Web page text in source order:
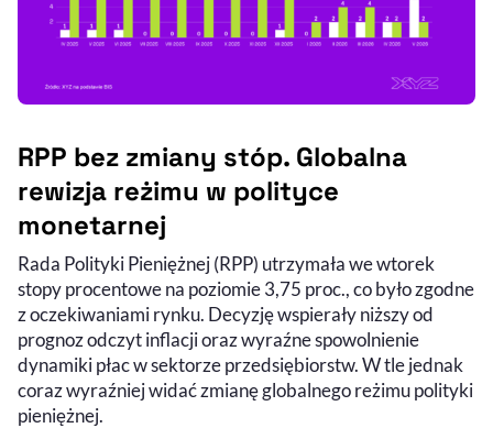
RPP bez zmiany stóp. Globalna
rewizja reżimu w polityce
monetarnej
Rada Polityki Pieniężnej (RPP) utrzymała we wtorek
stopy procentowe na poziomie 3,75 proc., co było zgodne
z oczekiwaniami rynku. Decyzję wspierały niższy od
prognoz odczyt inflacji oraz wyraźne spowolnienie
dynamiki płac w sektorze przedsiębiorstw. W tle jednak
coraz wyraźniej widać zmianę globalnego reżimu polityki
pieniężnej.